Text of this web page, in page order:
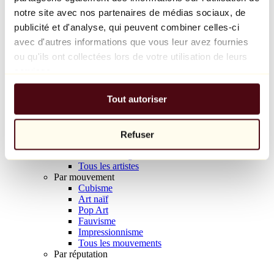
notre site avec nos partenaires de médias sociaux, de
publicité et d'analyse, qui peuvent combiner celles-ci
avec d'autres informations que vous leur avez fournies
ou qu'ils ont collectées lors de votre utilisation de leurs
Tout autoriser
Refuser
Balloon Dog (Orange)
Jeff Koons
10 000 €
Parcourir
Tous les sculpteurs
Tous les photographes
Tous les artistes
Par mouvement
Cubisme
Art naïf
Pop Art
Fauvisme
Impressionnisme
Tous les mouvements
Par réputation